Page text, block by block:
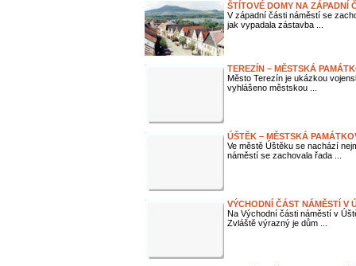
ŠTÍTOVÉ DOMY NA ZÁPADNÍ
V západní části náměstí se
jak vypadala zástavba ...
TEREZÍN – MĚSTSKÁ
Město Terezín je ukázkou
vyhlášeno městskou ...
ÚŠTĚK – MĚSTSKÁ
Ve městě Úštěku se nachází
náměstí se zachovala řada ...
VÝCHODNÍ ČÁST NÁMĚSTÍ V
Na Východní části náměstí v
Zvláště výrazný je dům ...